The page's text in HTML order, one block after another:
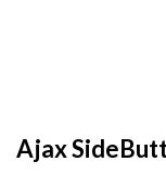
Ajax